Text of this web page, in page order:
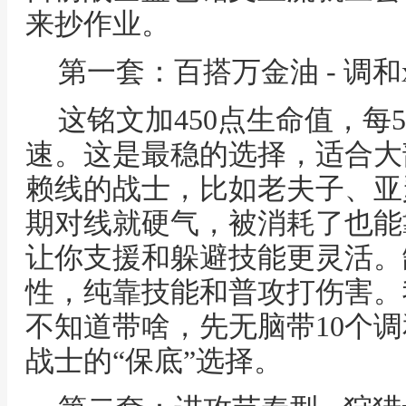
来抄作业。
第一套：百搭万金油 - 调和
这铭文加450点生命值，每
速。这是最稳的选择，适合
赖线的战士，比如老夫子、
期对线就硬气，被消耗了也
让你支援和躲避技能更灵活
性，纯靠技能和普攻打伤害
不知道带啥，先无脑带10个
战士的“保底”选择。